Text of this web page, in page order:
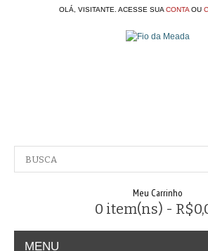
OLÁ, VISITANTE. ACESSE SUA CONTAOU
Meu Carrinho
0 item(ns) -
MENU